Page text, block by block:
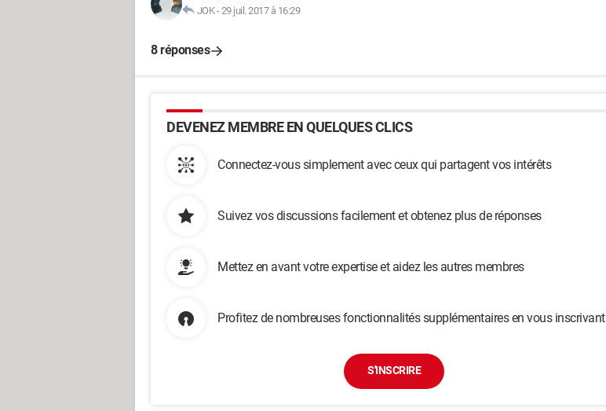
JOK-29 juil. 2017 à 16:29
8 réponses
DEVENEZ MEMBRE EN QUELQUES CLICS
Connectez-vous simplement avec ceux qui partagent vos intérêts
Suivez vos discussions facilement et obtenez plus de réponses
Mettez en avant votre expertise et aidez les autres membres
Profitez de nombreuses fonctionnalités supplémentaires en vous inscrivant
S'INSCRIRE